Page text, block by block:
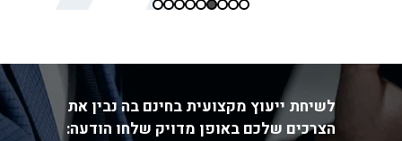
לשיחת ייעוץ מקצועית בחינם בה נבין את
הצרכים שלכם באופן מדויק שלחו הודעה: